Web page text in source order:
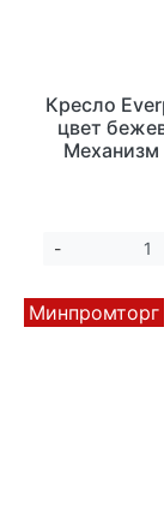
Кресло
цвет
Механизм
-
Минпромторг